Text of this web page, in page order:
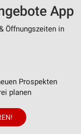
App
Öffnungszeiten in
Prospekten
planen